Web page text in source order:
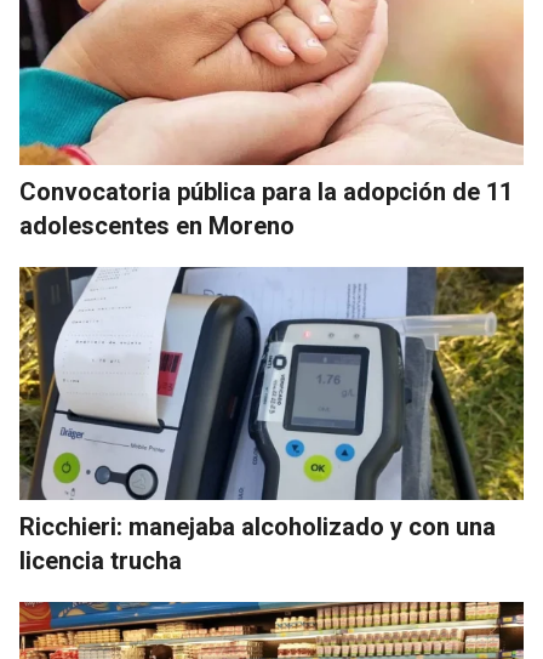
Convocatoria pública para la adopción de 11
adolescentes en Moreno
Ricchieri: manejaba alcoholizado y con una
licencia trucha